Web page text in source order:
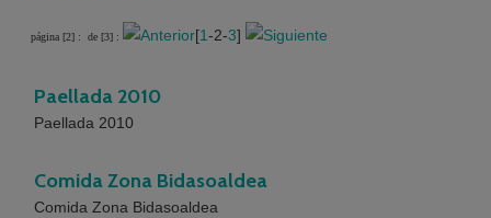
página [2] : de [3] : [1-2-3]
Paellada 2010
Paellada 2010
Comida Zona Bidasoaldea
Comida Zona Bidasoaldea